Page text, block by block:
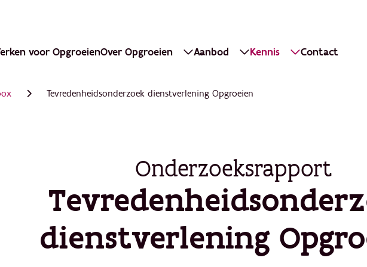
voor OpgroeienOver Opgroeien Aanbod Kennis Contact
Tevredenheidsonderzoek dienstverlening Opgroeien
Onderzoeksrapport
dienstverlening